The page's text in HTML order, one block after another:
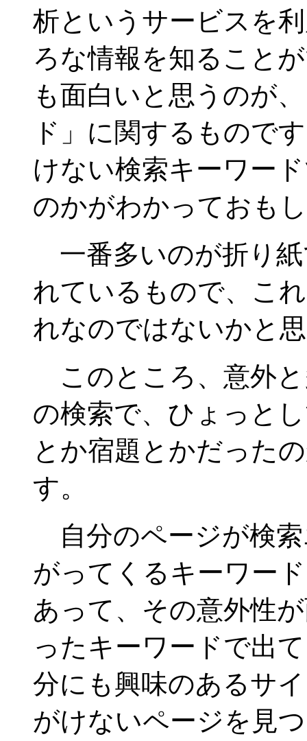
析というサービスを
ろな情報を知ること
も面白いと思うのが
ド」に関するもので
けない検索キーワー
のかがわかっておも
一番多いのが折り
れているもので、こ
れなのではないかと
このところ、意外
の検索で、ひょっと
とか宿題とかだった
す。
自分のページが検
がってくるキーワー
あって、その意外性
ったキーワードで出
分にも興味のあるサ
がけないページを見